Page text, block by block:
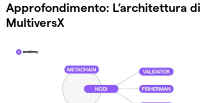
Approfondimento: L’architettura di
MultiversX